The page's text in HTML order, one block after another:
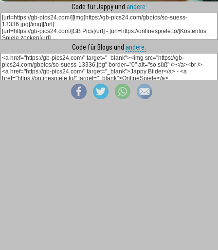
Code für Jappy und andere:
Code für Blogs und andere: